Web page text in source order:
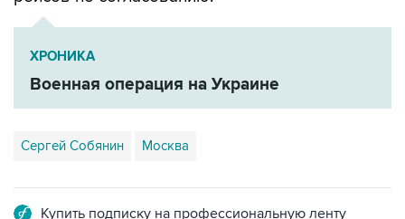
ХРОНИКА
Военная операция на Украине
Сергей Собянин Москва
Купить подписку на профессиональную ленту